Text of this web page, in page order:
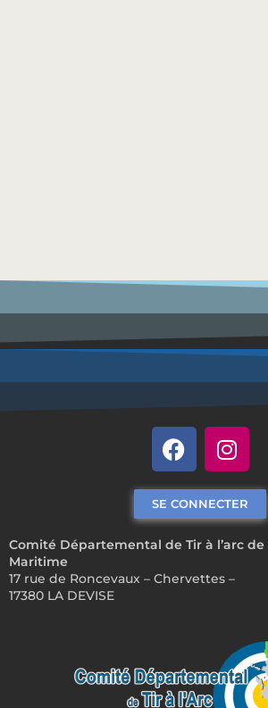
Comité Départemental de Tir à l’arc
Maritime
17 rue de Roncevaux – Chervettes –
17380 LA DEVISE
SE CONNECTER